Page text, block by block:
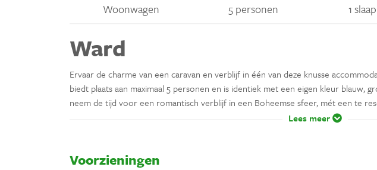
Woonwagen 5 personen 1
Ward
Ervaar de charme van een caravan en verblijf in één van deze knusse
biedt plaats aan maximaal 5 personen en is identiek met een eigen kleur blauw,
neem de tijd voor een romantisch verblijf in een Boheemse sfeer, mét een te
Lees meer
Voorzieningen